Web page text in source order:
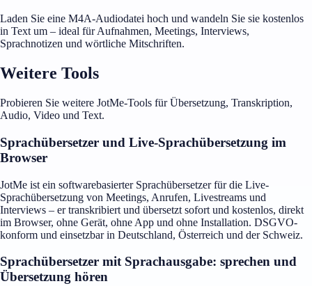
Laden Sie eine M4A-Audiodatei hoch und wandeln Sie sie kostenlos
in Text um – ideal für Aufnahmen, Meetings, Interviews,
Sprachnotizen und wörtliche Mitschriften.
Weitere Tools
Probieren Sie weitere JotMe-Tools für Übersetzung, Transkription,
Audio, Video und Text.
Sprachübersetzer und Live-Sprachübersetzung im
Browser
JotMe ist ein softwarebasierter Sprachübersetzer für die Live-
Sprachübersetzung von Meetings, Anrufen, Livestreams und
Interviews – er transkribiert und übersetzt sofort und kostenlos, direkt
im Browser, ohne Gerät, ohne App und ohne Installation. DSGVO-
konform und einsetzbar in Deutschland, Österreich und der Schweiz.
Sprachübersetzer mit Sprachausgabe: sprechen und
Übersetzung hören